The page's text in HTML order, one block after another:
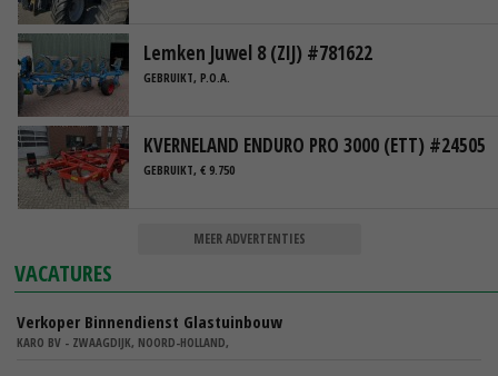
Lemken Juwel 8 (ZIJ) #781622
GEBRUIKT, P.O.A.
KVERNELAND ENDURO PRO 3000 (ETT) #24505
GEBRUIKT, € 9.750
MEER ADVERTENTIES
VACATURES
Verkoper Binnendienst Glastuinbouw
KARO BV - ZWAAGDIJK, NOORD-HOLLAND,